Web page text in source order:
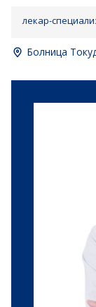
лекар-
Болница